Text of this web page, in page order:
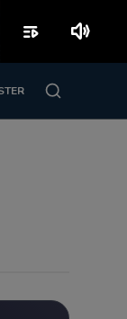
playlist_play volume_up